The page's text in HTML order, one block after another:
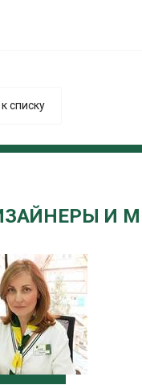
списку
И